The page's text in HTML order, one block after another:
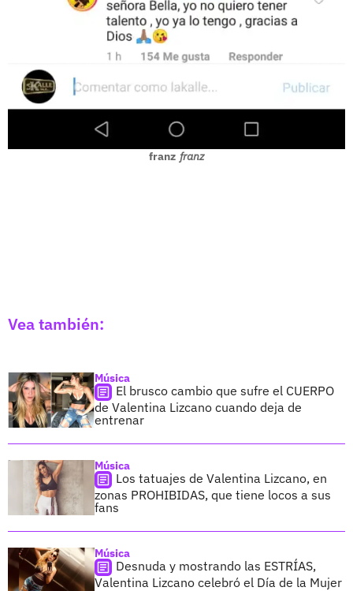
franz franz
Vea también:
Música
El brusco cambio que sufre el CUERPO
de Valentina Lizcano cuando deja de
entrenar
Música
Los tatuajes de Valentina Lizcano, en
zonas PROHIBIDAS, que tiene locos a sus
fans
Música
Desnuda y mostrando las ESTRÍAS,
Valentina Lizcano celebró el Día de la Mujer